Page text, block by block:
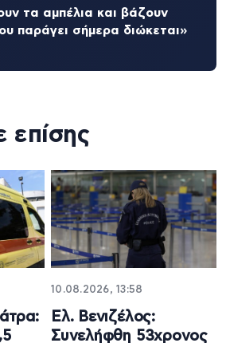
τα αμπέλια και βάζουν
παράγει σήμερα διώκεται»
επίσης
10.08.2026, 13:58
Ελ. Βενιζέλος:
Συνελήφθη 53χρονος